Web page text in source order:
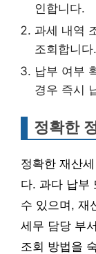
인합니다.
과세 내역
조회합니다.
납부 여부
경우 즉시
정확한
정확한 재산
다. 과다 납부
수 있으며, 재
세무 담당 부
조회 방법을